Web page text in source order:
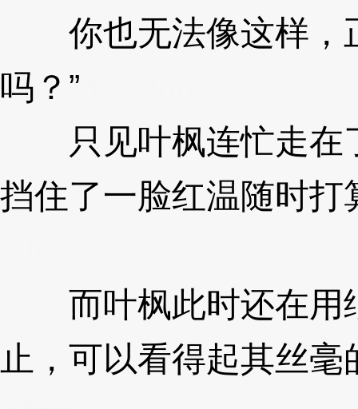
你也无法像这样，
吗？”
只见叶枫连忙走在
挡住了一脸红温随时打
而叶枫此时还在用
止，可以看得起其丝